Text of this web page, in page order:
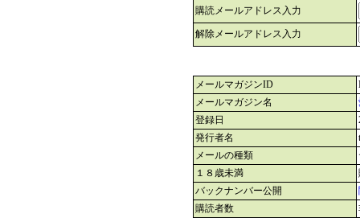
購読メールアドレス入力
解除メールアドレス入力
メールマガジンID
メールマガジン名
登録日
発行者名
メールの種類
１８歳未満
バックナンバー公開
購読者数